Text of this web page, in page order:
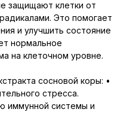
защищают клетки от
Это помогает
и улучшить состояние
нормальное
на клеточном уровне.
сосновой коры: •
стресса.
иммунной системы и